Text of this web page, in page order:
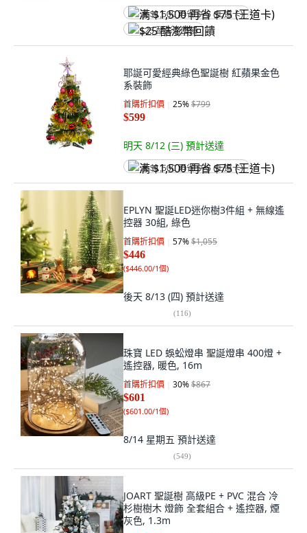
满 $1,500 再省 $75 (王道卡)
$25 酷澎幣回饋
耶誕可愛經典綠色聖誕樹 紅蘋果金色
系裝飾
首購折扣價 25%$799
$599
明天 8/12 (三) 預計送達
满 $1,500 再省 $75 (王道卡)
EPLYN 聖誕LED迷你樹3件組 + 無線遙
控器 30組, 綠色
首購折扣價 57%$1,055
$446
($446.00/1個)
後天 8/13 (四) 預計送達
(116)
珠寶 LED 蜈蚣燈串 聖誕燈串 400燈 +
遙控器, 暖色, 16m
首購折扣價 30%$867
$601
($601.00/1個)
8/14 星期五 預計送達
(549)
JOART 聖誕樹 高級PE + PVC 混合 冷
杉樹樹木 燈飾 全套組合 + 遙控器, 煙
灰色, 1.3m